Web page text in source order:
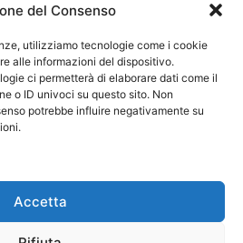
del Consenso
utilizziamo tecnologie come i cookie
alle informazioni del dispositivo.
ci permetterà di elaborare dati come il
o ID univoci su questo sito. Non
potrebbe influire negativamente su
Accetta
E 351CV Extended Range
AWD
73.150,00 €
2.0 330cv 48v MHEV GT
Q4 auto